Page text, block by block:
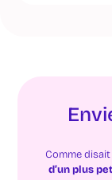
Comme disait
d’un plus